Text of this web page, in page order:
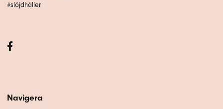
#slöjdhåller
Navigera